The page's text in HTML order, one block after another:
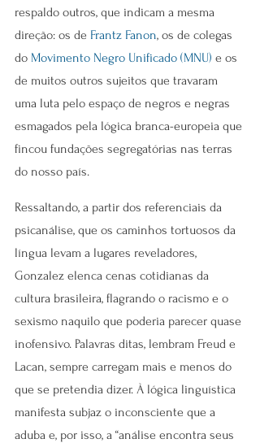
respaldo outros, que indicam a mesma
direção: os de Frantz Fanon, os de colegas
do Movimento Negro Unificado (MNU) e os
de muitos outros sujeitos que travaram
uma luta pelo espaço de negros e negras
esmagados pela lógica branca-europeia que
fincou fundações segregatórias nas terras
do nosso país.
Ressaltando, a partir dos referenciais da
psicanálise, que os caminhos tortuosos da
língua levam a lugares reveladores,
Gonzalez elenca cenas cotidianas da
cultura brasileira, flagrando o racismo e o
sexismo naquilo que poderia parecer quase
inofensivo. Palavras ditas, lembram Freud e
Lacan, sempre carregam mais e menos do
que se pretendia dizer. À lógica linguística
manifesta subjaz o inconsciente que a
aduba e, por isso, a “análise encontra seus